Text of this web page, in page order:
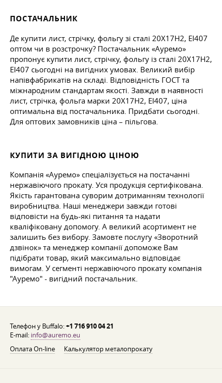
ПОСТАЧАЛЬНИК
Де купити лист, стрічку, фольгу зі сталі 20Х17Н2, ЕІ407
оптом чи в розстрочку? Постачальник «Ауремо»
пропонує купити лист, стрічку, фольгу із сталі 20Х17Н2,
ЕІ407 сьогодні на вигідних умовах. Великий вибір
напівфабрикатів на складі. Відповідність ГОСТ та
міжнародним стандартам якості. Завжди в наявності
лист, стрічка, фольга марки 20Х17Н2, ЕІ407, ціна
оптимальна від постачальника. Придбати сьогодні.
Для оптових замовників ціна – пільгова.
КУПИТИ ЗА ВИГІДНОЮ ЦІНОЮ
Компанія «Ауремо» спеціалізується на постачанні
нержавіючого прокату. Уся продукція сертифікована.
Якість гарантована суворим дотриманням технології
виробництва. Наші менеджери завжди готові
відповісти на будь-які питання та надати
кваліфіковану допомогу. А великий асортимент не
залишить без вибору. Замовте послугу «Зворотний
дзвінок» та менеджер компанії допоможе Вам
підібрати товар, який максимально відповідає
вимогам. У сегменті нержавіючого прокату компанія
"Ауремо" - вигідний постачальник.
Телефон у Buffalo:+1 716 910 04 21
E-mail: info@auremo.eu
Оплата On-line
Калькулятор металопрокату